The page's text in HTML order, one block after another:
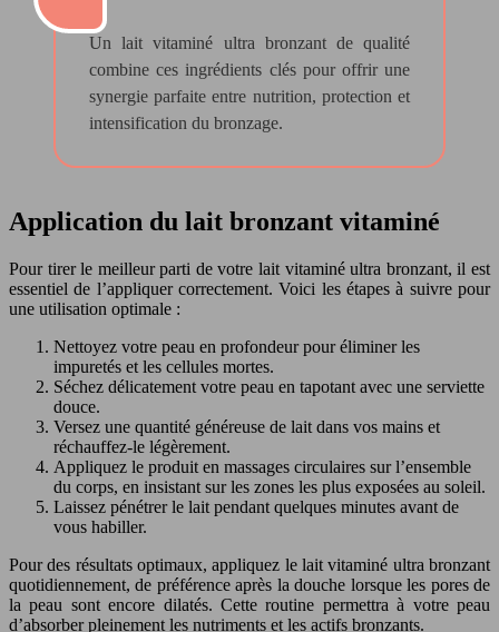
Un lait vitaminé ultra bronzant de qualité
combine ces ingrédients clés pour offrir une
synergie parfaite entre nutrition, protection et
intensification du bronzage.
Application du lait bronzant vitaminé
Pour tirer le meilleur parti de votre lait vitaminé ultra bronzant, il est
essentiel de l’appliquer correctement. Voici les étapes à suivre pour
une utilisation optimale :
Nettoyez votre peau en profondeur pour éliminer les
impuretés et les cellules mortes.
Séchez délicatement votre peau en tapotant avec une serviette
douce.
Versez une quantité généreuse de lait dans vos mains et
réchauffez-le légèrement.
Appliquez le produit en massages circulaires sur l’ensemble
du corps, en insistant sur les zones les plus exposées au soleil.
Laissez pénétrer le lait pendant quelques minutes avant de
vous habiller.
Pour des résultats optimaux, appliquez le lait vitaminé ultra bronzant
quotidiennement, de préférence après la douche lorsque les pores de
la peau sont encore dilatés. Cette routine permettra à votre peau
d’absorber pleinement les nutriments et les actifs bronzants.